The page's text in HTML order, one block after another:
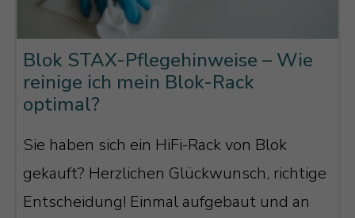
Blok STAX-Pflegehinweise – Wie
reinige ich mein Blok-Rack
optimal?
Sie haben sich ein HiFi-Rack von Blok
gekauft? Herzlichen Glückwunsch, richtige
Entscheidung! Einmal aufgebaut und an